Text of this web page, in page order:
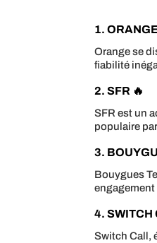
1.
Orange se
fiabilité
2. SFR 🔥
SFR est un
populaire
3.
Bouygues
engagement
4. SWITCH
Switch Call,